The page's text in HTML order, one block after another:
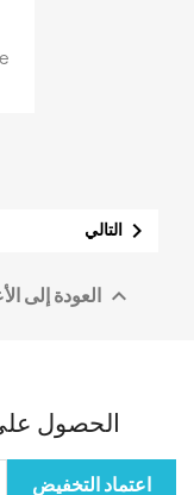
التالي 

الحصول